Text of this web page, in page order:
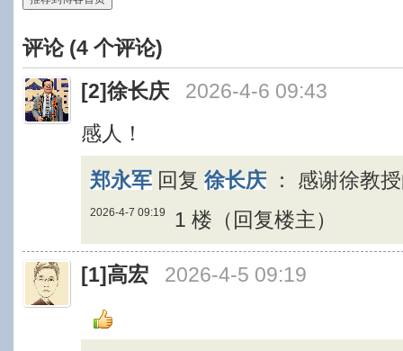
评论 (4 个评论)
[2]徐长庆
2026-4-6 09:43
感人！
郑永军 回复 徐长庆 ： 感谢徐教
2026-4-7 09:19 1 楼（回复楼主）
[1]高宏 2026-4-5 09:19